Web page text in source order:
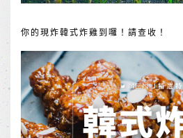
你的現炸韓式炸雞到囉！請查收！